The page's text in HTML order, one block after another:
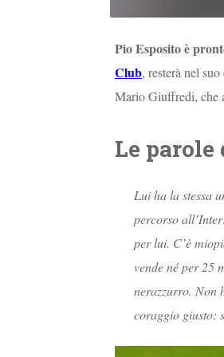
Pio Esposito è
Club, resterà nel
Mario Giuffredi, che
Le
Lui ha la stessa
percorso
per lui. C’è
vende né per 25
nerazzurro. Non
coraggio giusto: